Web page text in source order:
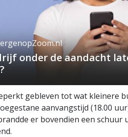
onder de aandacht
gebleven tot wat kleinere
aanvangstijd (18.00
er bovendien een schuur